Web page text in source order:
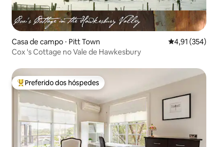
Casa de campo ⋅ Pitt Town 4,91 de uma
4,91 (354)
Cox 's Cottage no Vale de Hawkesbury
Entre os melhores preferidos dos hóspedes
Preferido dos hóspedes